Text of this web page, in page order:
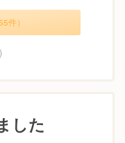
件）
した